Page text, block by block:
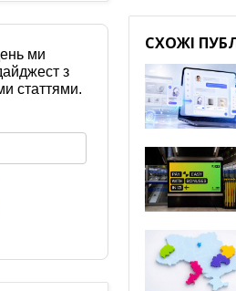
СХОЖІ
ми
з
статтями.